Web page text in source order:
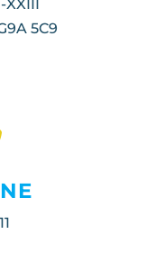
XXIII
5C9